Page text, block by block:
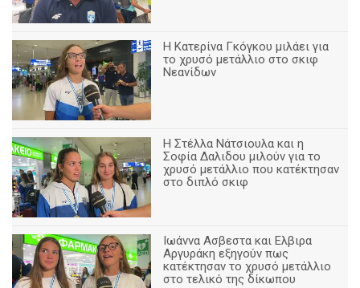
Η Κατερίνα Γκόγκου μιλάει για
το χρυσό μετάλλιο στο σκιφ
Νεανίδων
Η Στέλλα Νάτσιουλα και η
Σοφία Δαλιδου μιλούν για το
χρυσό μετάλλιο που κατέκτησαν
στο διπλό σκιφ
Ιωάννα Ασβεστα και Ελβιρα
Αργυράκη εξηγούν πως
κατέκτησαν το χρυσό μετάλλιο
στο τελικό της δίκωπου